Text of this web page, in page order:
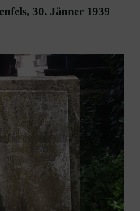
30. Jänner 1939